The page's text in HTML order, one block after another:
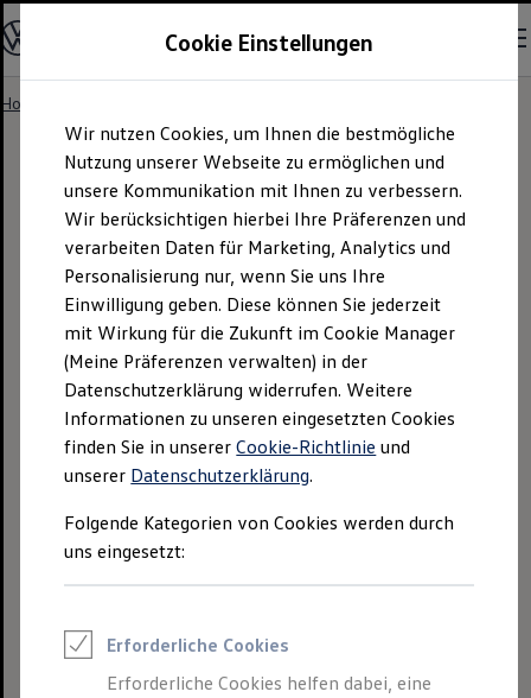
Cookie Einstellungen
Wir nutzen Cookies, um Ihnen die bestmögliche
Nutzung unserer Webseite zu ermöglichen und
unsere Kommunikation mit Ihnen zu verbessern.
Wir berücksichtigen hierbei Ihre Präferenzen und
verarbeiten Daten für Marketing, Analytics und
Personalisierung nur, wenn Sie uns Ihre
Einwilligung geben. Diese können Sie jederzeit
mit Wirkung für die Zukunft im Cookie Manager
(Meine Präferenzen verwalten) in der
Datenschutzerklärung widerrufen. Weitere
Informationen zu unseren eingesetzten Cookies
finden Sie in unsererCookie-Richtlinie und
unserer Datenschutzerklärung.
Folgende Kategorien von Cookies werden durch
uns eingesetzt:
Erforderliche Cookies
Erforderliche Cookies helfen dabei, eine
main
content
to
footer
Volkswagen Zubehör GmbH
Standorte
Home
Cookie-Richtlinie
Cookie-Richtlinieder
Volkswagen ZubehörGmbH
Webseiten verschiedene Cookies ein. Cookies
Endgerät gespeichert werden. Cookies lassen